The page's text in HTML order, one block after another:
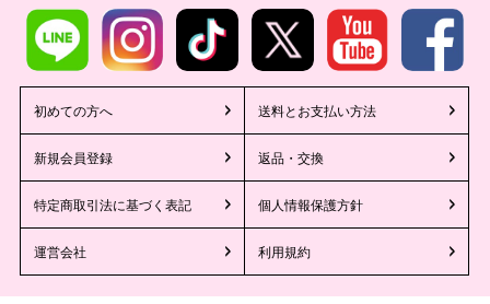
初めての方へ 送料とお支払い方法
新規会員登録 返品・交換
特定商取引法に基づく表記 個人情報保護方針
運営会社 利用規約